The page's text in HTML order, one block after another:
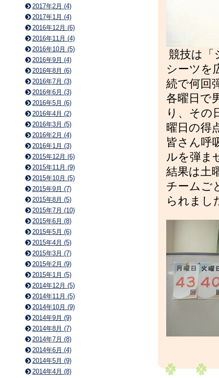
競技は「
シーツを
続で何回
各曜日で
り、その
曜日の得
皆さん呼
ルを弾ま
結果は土
チームご
られまし
2017年2月 (4)
2017年1月 (4)
2016年12月 (6)
2016年11月 (4)
2016年10月 (5)
2016年9月 (4)
2016年8月 (6)
2016年7月 (3)
2016年6月 (3)
2016年5月 (6)
2016年4月 (2)
2016年3月 (5)
2016年2月 (4)
2016年1月 (3)
2015年12月 (6)
2015年11月 (9)
2015年10月 (5)
2015年9月 (7)
2015年8月 (5)
2015年7月 (10)
2015年6月 (8)
2015年5月 (6)
2015年4月 (5)
2015年3月 (7)
2015年2月 (9)
2015年1月 (5)
2014年12月 (5)
2014年11月 (5)
2014年10月 (9)
2014年9月 (9)
2014年8月 (7)
2014年7月 (8)
2014年6月 (4)
2014年5月 (9)
2014年4月 (8)